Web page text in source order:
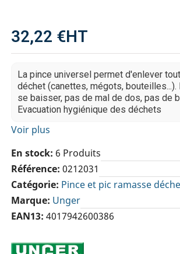
32,22 €HT
La pince universel permet d'enlever
déchet (canettes, mégots, bouteilles...).
se baisser, pas de mal de dos, pas de
Evacuation hygiénique des déchets
Voir plus
En stock 6 Produits
Référence 0212031
Catégorie Pince et pic ramasse
Marque Unger
EAN13 4017942600386